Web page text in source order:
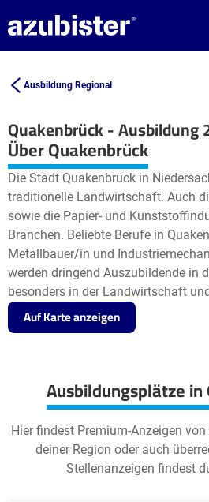
Ausbildung Regional
Quakenbrück - Ausbildung
+
−
Über Quakenbrück
Die Stadt Quakenbrück in
traditionelle Landwirtschaft. Auch
sowie die Papier- und
Branchen. Beliebte Berufe in
Metallbauer/in und
werden dringend Auszubildende in
besonders in der Landwirtschaft
Auf Karte anzeigen
Ausbildungsplätze
Hier findest Premium-Anzeigen
deiner Region oder auch
Stellenanzeigen findest